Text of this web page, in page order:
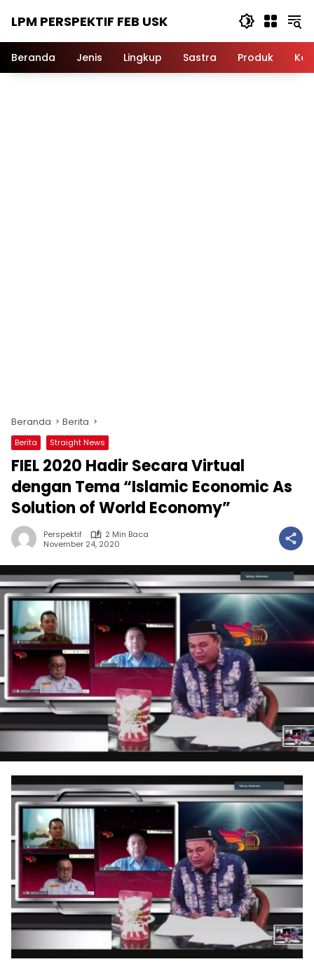
LPM PERSPEKTIF FEB USK
Beranda Jenis Lingkup Sastra Produk
Beranda Berita
Berita Straight News
FIEL 2020 Hadir Secara Virtual
dengan Tema “Islamic Economic As
Solution of World Economy”
Perspektif
2 Min Baca
November 24, 2020